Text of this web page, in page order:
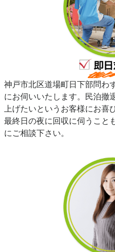
神戸市北区道場町日下部問わ
にお伺いいたします。民泊撤
上げたいというお客様にお喜
最終日の夜に回収に伺うこと
にご相談下さい。